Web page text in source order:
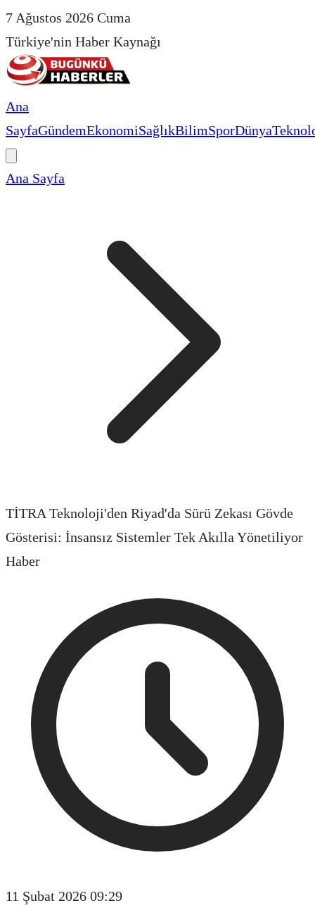
7 Ağustos 2026 Cuma
Türkiye'nin Haber Kaynağı
Ana
SayfaGündemEkonomiSağlıkBilimSporDünya
Ana Sayfa
TİTRA Teknoloji'den Riyad'da Sürü Zekası Gövde
Gösterisi: İnsansız Sistemler Tek Akılla Yönetiliyor
Haber
11 Şubat 2026 09:29